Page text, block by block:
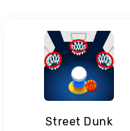
Street Dunk